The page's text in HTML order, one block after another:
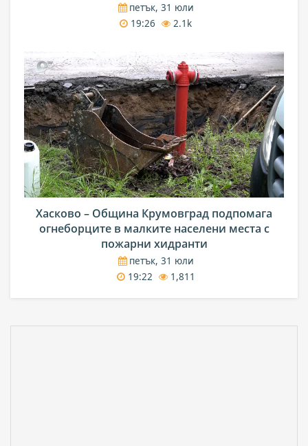
петък, 31 юли
19:26
2.1k
Хасково – Община Крумовград подпомага
огнеборците в малките населени места с
пожарни хидранти
петък, 31 юли
19:22
1,811